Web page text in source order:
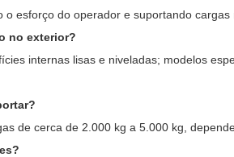
esforço do operador e suportando cargas
no exterior?
internas lisas e niveladas; modelos
de cerca de 2.000 kg a 5.000 kg,